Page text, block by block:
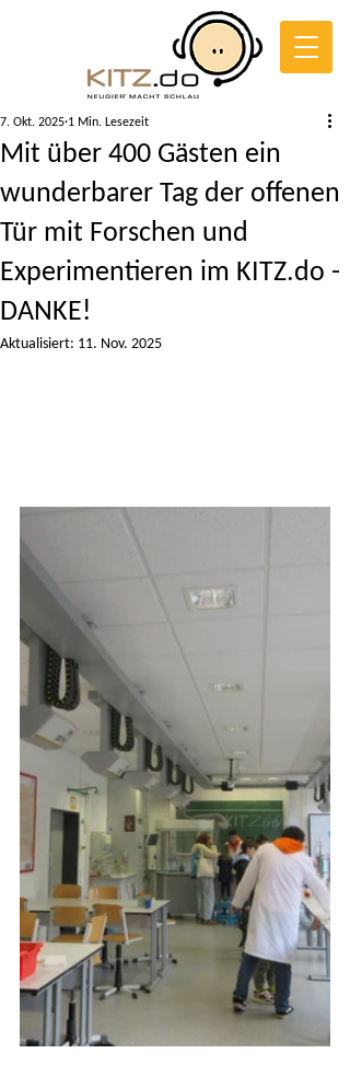
Mit über 400 Gästen ein
wunderbarer Tag der offenen
Tür mit Forschen und
Experimentieren im KITZ.do -
DANKE!
7. Okt. 2025 1 Min. Lesezeit
Aktualisiert: 11. Nov. 2025